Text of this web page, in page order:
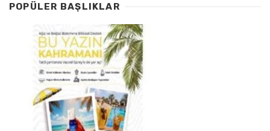
POPÜLER BAŞLIKLAR